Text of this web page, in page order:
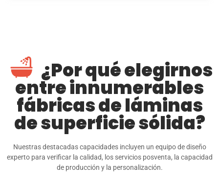
¿Por qué elegirnos
entre innumerables
fábricas de láminas
de superficie sólida?
Nuestras destacadas capacidades incluyen un equipo de diseño
experto para verificar la calidad, los servicios posventa, la capacidad
de producción y la personalización.